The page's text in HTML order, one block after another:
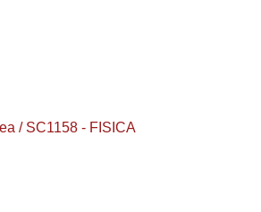
/ SC1158 - FISICA